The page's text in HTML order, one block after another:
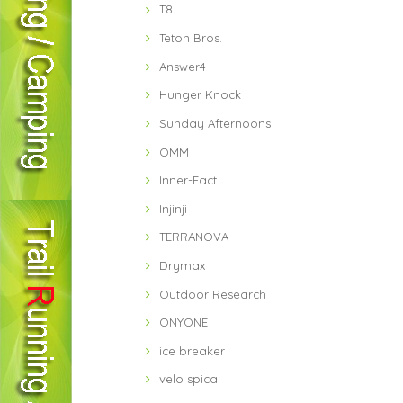
T8
Teton Bros.
Answer4
Hunger Knock
Sunday Afternoons
OMM
Inner-Fact
Injinji
TERRANOVA
Drymax
Outdoor Research
ONYONE
ice breaker
velo spica